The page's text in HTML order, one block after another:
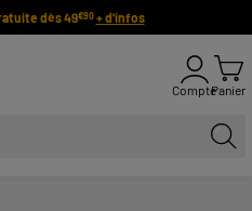
dès 49€90 + d'infos
ComptePanier